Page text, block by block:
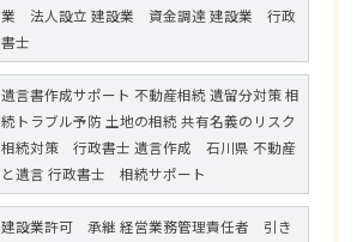
業 法人設立 建設業 資金調達 建設業 行政
書士
遺言書作成サポート 不動産相続 遺留分対策 相
続トラブル予防 土地の相続 共有名義のリスク
相続対策 行政書士 遺言作成 石川県 不動産
と遺言 行政書士 相続サポート
建設業許可 承継 経営業務管理責任者 引き